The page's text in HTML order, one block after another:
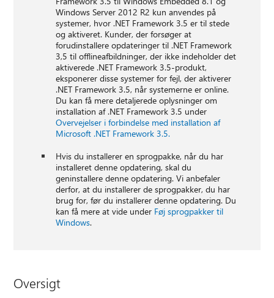
Windows Server 2012 R2 kun anvendes på
systemer, hvor .NET Framework 3.5 er til stede
og aktiveret. Kunder, der forsøger at
forudinstallere opdateringer til .NET Framework
3,5 til offlineafbildninger, der ikke indeholder det
aktiverede .NET Framework 3.5-produkt,
eksponerer disse systemer for fejl, der aktiverer
.NET Framework 3.5, når systemerne er online.
Du kan få mere detaljerede oplysninger om
installation af .NET Framework 3.5 under
Overvejelser i forbindelse med installation af
Microsoft .NET Framework 3.5.
Hvis du installerer en sprogpakke, når du har
installeret denne opdatering, skal du
geninstallere denne opdatering. Vi anbefaler
derfor, at du installerer de sprogpakker, du har
brug for, før du installerer denne opdatering. Du
kan få mere at vide under Føj sprogpakker til
Windows.
Oversigt